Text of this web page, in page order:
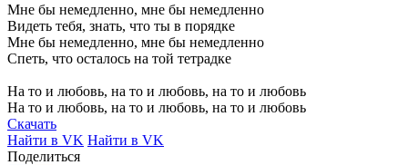
Мне бы немедленно, мне бы немедленно
Видеть тебя, знать, что ты в порядке
Мне бы немедленно, мне бы немедленно
Спеть, что осталось на той тетрадке
На то и любовь, на то и любовь, на то и любовь
На то и любовь, на то и любовь, на то и любовь
Скачать
Найти в VK Найти в VK
Поделиться